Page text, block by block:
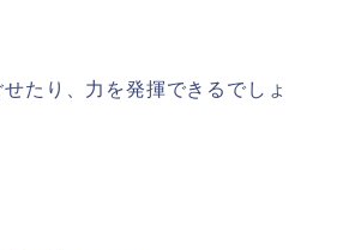
たり、力を発揮できるでしょ